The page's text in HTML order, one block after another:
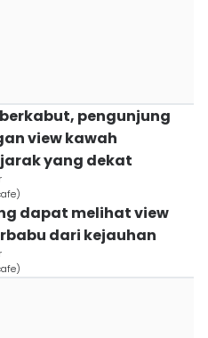
pengunjung
view kawah
yang dekat
dapat melihat view
dari kejauhan